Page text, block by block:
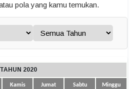
pola yang kamu temukan.
TAHUN 2020
Kamis Jumat Sabtu Minggu